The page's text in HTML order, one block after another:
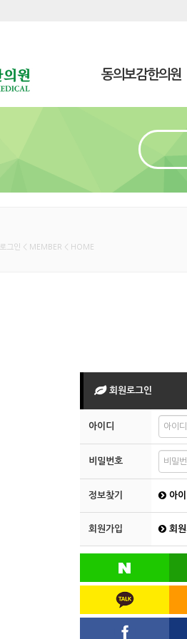
동의보감한의원
로그인 < MEMBER < HOME
회원로그인
아이디
비밀번호
정보찾기 아
회원가입 회원